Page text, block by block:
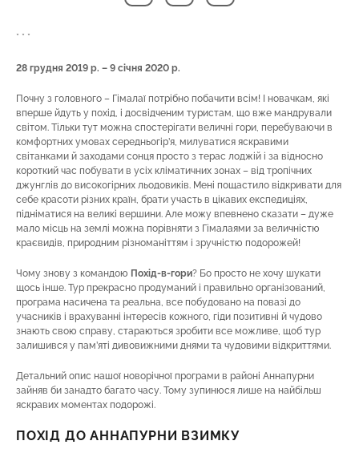
* * *
28 грудня 2019 р. – 9 січня 2020 р.
Почну з головного – Гімалаї потрібно побачити всім! І новачкам, які
вперше йдуть у похід, і досвідченим туристам, що вже мандрували
світом. Тільки тут можна спостерігати величні гори, перебуваючи в
комфортних умовах середньогір’я, милуватися яскравими
світанками й заходами сонця просто з терас лоджій і за відносно
короткий час побувати в усіх кліматичних зонах – від тропічних
джунглів до високогірних льодовиків. Мені пощастило відкривати для
себе красоти різних країн, брати участь в цікавих експедиціях,
підніматися на великі вершини. Але можу впевнено сказати – дуже
мало місць на землі можна порівняти з Гімалаями за величністю
краєвидів, природним різноманіттям і зручністю подорожей!
Чому знову з командою Похід-в-гори? Бо просто не хочу шукати
щось інше. Тур прекрасно продуманий і правильно організований,
програма насичена та реальна, все побудовано на повазі до
учасників і врахуванні інтересів кожного, гіди позитивні й чудово
знають свою справу, стараються зробити все можливе, щоб тур
залишився у пам’яті дивовижними днями та чудовими відкриттями.
Детальний опис нашої новорічної програми в районі Аннапурни
зайняв би занадто багато часу. Тому зупинюся лише на найбільш
яскравих моментах подорожі.
ПОХІД ДО АННАПУРНИ ВЗИМКУ